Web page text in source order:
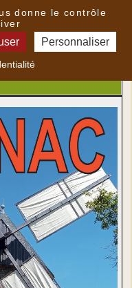
donne le contrôle
Personnaliser